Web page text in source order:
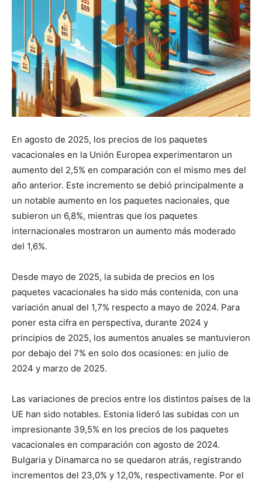
En agosto de 2025, los precios de los paquetes
vacacionales en la Unión Europea experimentaron un
aumento del 2,5% en comparación con el mismo mes del
año anterior. Este incremento se debió principalmente a
un notable aumento en los paquetes nacionales, que
subieron un 6,8%, mientras que los paquetes
internacionales mostraron un aumento más moderado
del 1,6%.
Desde mayo de 2025, la subida de precios en los
paquetes vacacionales ha sido más contenida, con una
variación anual del 1,7% respecto a mayo de 2024. Para
poner esta cifra en perspectiva, durante 2024 y
principios de 2025, los aumentos anuales se mantuvieron
por debajo del 7% en solo dos ocasiones: en julio de
2024 y marzo de 2025.
Las variaciones de precios entre los distintos países de la
UE han sido notables. Estonia lideró las subidas con un
impresionante 39,5% en los precios de los paquetes
vacacionales en comparación con agosto de 2024.
Bulgaria y Dinamarca no se quedaron atrás, registrando
incrementos del 23,0% y 12,0%, respectivamente. Por el